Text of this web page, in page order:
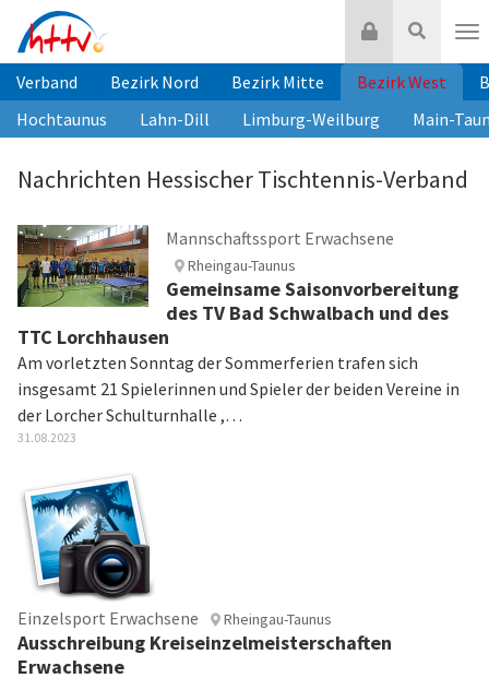
Inhalt
springen
Suche
Login
Verband Bezirk Nord Bezirk Mitte Bezirk West
Hochtaunus
Lahn-Dill Limburg-Weilburg Main-
Nachrichten Hessischer Tischtennis-Verband
Mannschaftssport Erwachsene
Rheingau-Taunus
Gemeinsame Saisonvorbereitung
des TV Bad Schwalbach und des
TTC Lorchhausen
Am vorletzten Sonntag der Sommerferien trafen sich
insgesamt 21 Spielerinnen und Spieler der beiden Vereine in
der Lorcher Schulturnhalle ,…
31.08.2023
Einzelsport Erwachsene Rheingau-Taunus
Ausschreibung Kreiseinzelmeisterschaften
Erwachsene